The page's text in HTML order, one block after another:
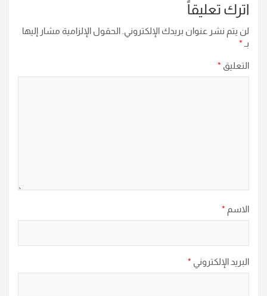
اترك تعليقاً
لن يتم نشر عنوان بريدك الإلكتروني. الحقول الإلزامية مشار إليها
بـ *
التعليق *
الاسم *
البريد الإلكتروني *